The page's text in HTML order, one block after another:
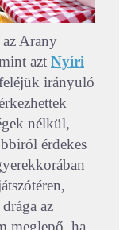
Arany
azt Nyíri
irányuló
nélkül,
érdekes
az
meglepő, ha